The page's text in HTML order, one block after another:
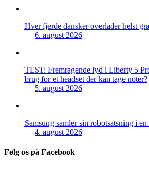
Hver fjerde dansker overlader helst
6. august 2026
TEST: Fremragende lyd i Liberty 5
brug for et headset der kan tage noter?
5. august 2026
Samsung samler sin robotsatsning i
4. august 2026
Følg os på Facebook